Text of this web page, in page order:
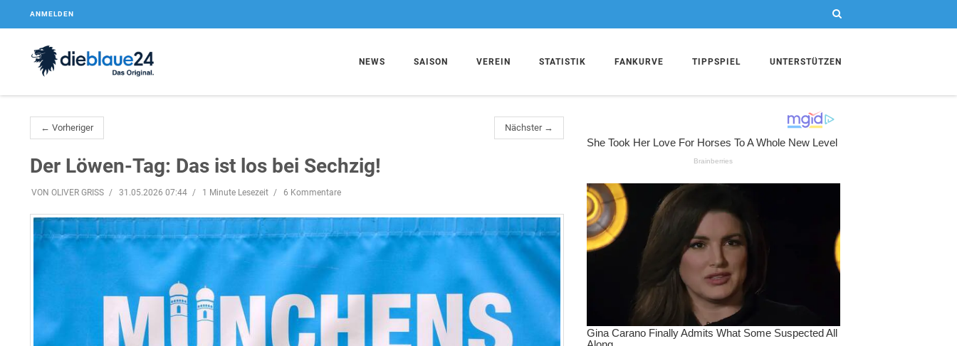
ANMELDEN
NEWS SAISON VEREIN STATISTIK FANKURVE TIPPSPIEL UNTERSTÜTZEN
← Vorheriger Nächster →
Der Löwen-Tag: Das ist los bei Sechzig!
VON OLIVER GRISS 31.05.2026 07:44 1 Minute Lesezeit 6 Kommentare